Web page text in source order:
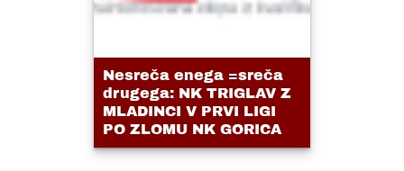
Nesreča enega =sreča
drugega: NK TRIGLAV Z
MLADINCI V PRVI LIGI
PO ZLOMU NK GORICA